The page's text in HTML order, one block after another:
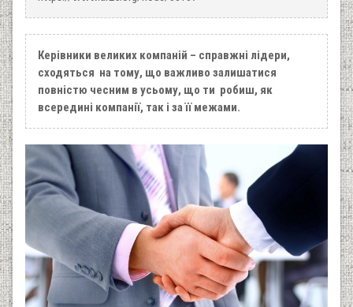
Керівники великих компаній – справжні лідери,
сходяться на тому, що важливо залишатися
повністю чесним в усьому, що ти робиш, як
всередині компанії, так і за її межами.